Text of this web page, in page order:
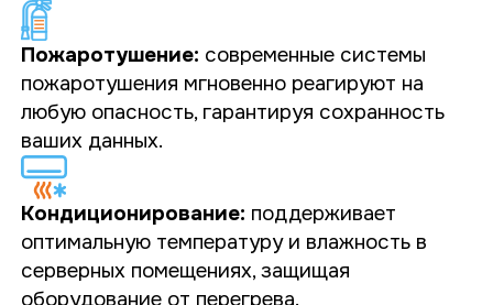
Пожаротушение: современные системы
пожаротушения мгновенно реагируют на
любую опасность, гарантируя сохранность
ваших данных.
Кондиционирование: поддерживает
оптимальную температуру и влажность в
серверных помещениях, защищая